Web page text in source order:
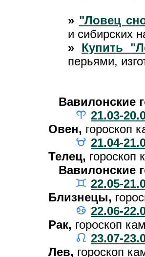
» "Ловец
и сибирских
» Купить
перьями,
Вавилонские
21.03-
Овен, гороскоп
21.04-
Телец, гороскоп
Вавилонские
22.05-
Близнецы,
22.06-
Рак, гороскоп
23.07-
Лев, гороскоп